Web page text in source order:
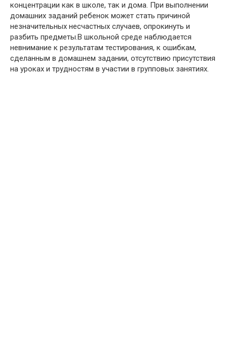
концентрации как в школе, так и дома. При выполнении
домашних заданий ребенок может стать причиной
незначительных несчастных случаев, опрокинуть и
разбить предметы.В школьной среде наблюдается
невнимание к результатам тестирования, к ошибкам,
сделанным в домашнем задании, отсутствию присутствия
на уроках и трудностям в участии в групповых занятиях.